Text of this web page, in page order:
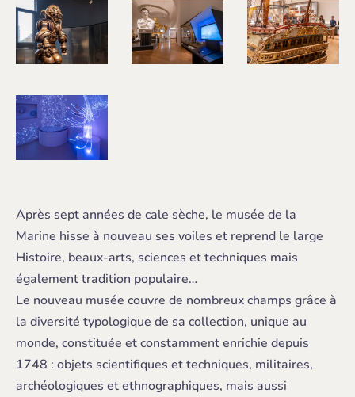
Après sept années de cale sèche, le musée de la
Marine hisse à nouveau ses voiles et reprend le large
Histoire, beaux-arts, sciences et techniques mais
également tradition populaire…
Le nouveau musée couvre de nombreux champs grâce à
la diversité typologique de sa collection, unique au
monde, constituée et constamment enrichie depuis
1748 : objets scientifiques et techniques, militaires,
archéologiques et ethnographiques, mais aussi